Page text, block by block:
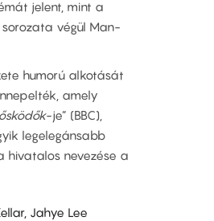
jelent, mint a
végül Man-
humorú alkotását
amely
-je” (BBC),
legelegánsabb
hivatalos nevezése a
Jahye Lee